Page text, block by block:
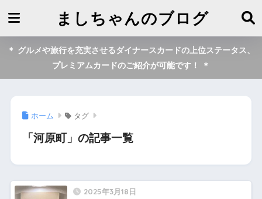
ましちゃんのブログ
＊ グルメや旅行を充実させるダイナースカードの上位ステータス、
プレミアムカードのご紹介が可能です！ ＊
ホーム タグ
「河原町」の記事一覧
2025年3月18日